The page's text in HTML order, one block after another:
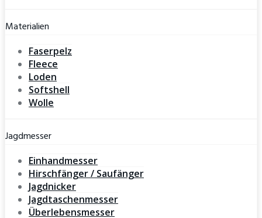
Materialien
Faserpelz
Fleece
Loden
Softshell
Wolle
Jagdmesser
Einhandmesser
Hirschfänger / Saufänger
Jagdnicker
Jagdtaschenmesser
Überlebensmesser